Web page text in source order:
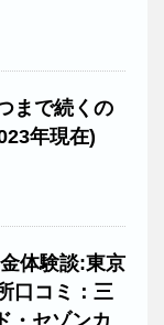
まで続くの
年現在)
体験談:東京
口コミ：三
・セゾンカ